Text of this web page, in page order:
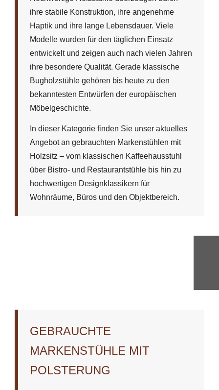
ihre stabile Konstruktion, ihre angenehme
Haptik und ihre lange Lebensdauer. Viele
Modelle wurden für den täglichen Einsatz
entwickelt und zeigen auch nach vielen Jahren
ihre besondere Qualität. Gerade klassische
Bugholzstühle gehören bis heute zu den
bekanntesten Entwürfen der europäischen
Möbelgeschichte.
In dieser Kategorie finden Sie unser aktuelles
Angebot an gebrauchten Markenstühlen mit
Holzsitz – vom klassischen Kaffeehausstuhl
über Bistro- und Restaurantstühle bis hin zu
hochwertigen Designklassikern für
Wohnräume, Büros und den Objektbereich.
GEBRAUCHTE
MARKENSTÜHLE MIT
POLSTERUNG